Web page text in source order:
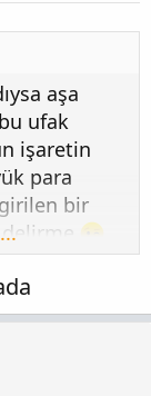
aşa
ufak
işaretin
para
bir